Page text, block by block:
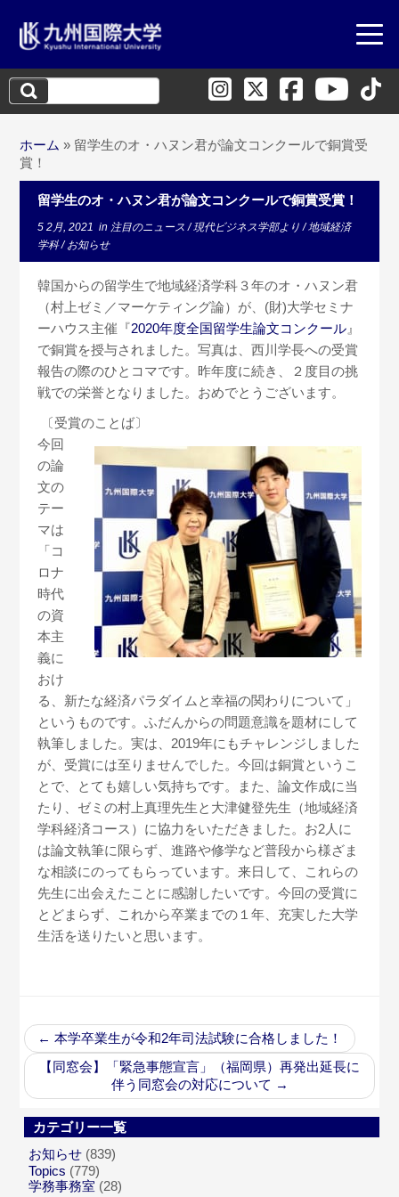
検
索:
ホーム » 留学生のオ・ハヌン君が論文コンクールで銅賞受
賞！
留学生のオ・ハヌン君が論文コンクールで銅賞受賞！
5 2月, 2021 in 注目のニュース/現代ビジネス学部より/地域経済
学科/お知らせ
韓国からの留学生で地域経済学科３年のオ・ハヌン君
（村上ゼミ／マーケティング論）が、(財)大学セミナ
ーハウス主催『2020年度全国留学生論文コンクール 』
で銅賞を授与されました。写真は、西川学長への受賞
報告の際のひとコマです。昨年度に続き、２度目の挑
戦での栄誉となりました。おめでとうございます。
〔受賞のことば〕
今回
の論
文の
テー
マは
「コ
ロナ
時代
の資
本主
義に
おけ
る、新たな経済パラダイムと幸福の関わりについて」
というものです。ふだんからの問題意識を題材にして
執筆しました。実は、 2019年にもチャレンジしました
が、受賞には至りませんでした。今回は銅賞というこ
とで、とても嬉しい気持ちです。また、論文作成に当
たり、ゼミの村上真理先生と大津健登先生（地域経済
学科経済コース）に協力をいただきました。お2人に
は論文執筆に限らず、進路や修学など普段から様ざま
な相談にのってもらっています。来日して、これらの
先生に出会えたことに感謝したいです。今回の受賞に
とどまらず、これから卒業までの１年、充実した大学
生活を送りたいと思います。
← 本学卒業生が令和2年司法試験に合格しました！
【同窓会】「緊急事態宣言」（福岡県）再発出延長に
伴う同窓会の対応について →
カテゴリー一覧
お知らせ (839)
Topics (779)
学務事務室 (28)